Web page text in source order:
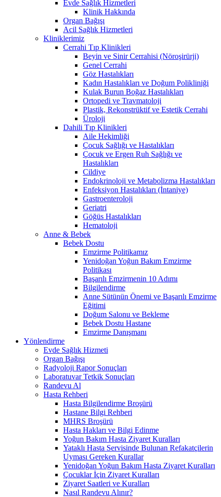
Evde Sağlık Hizmetleri
Klinik Hakkında
Organ Bağışı
Acil Sağlık Hizmetleri
Kliniklerimiz
Cerrahi Tıp Klinikleri
Beyin ve Sinir Cerrahisi (Nöroşirürji)
Genel Cerrahi
Göz Hastalıkları
Kadın Hastalıkları ve Doğum Polikliniği
Kulak Burun Boğaz Hastalıkları
Ortopedi ve Travmatoloji
Plastik, Rekonstrüktif ve Estetik Cerrahi
Üroloji
Dahili Tıp Klinikleri
Aile Hekimliği
Çocuk Sağlığı ve Hastalıkları
Çocuk ve Ergen Ruh Sağlığı ve
Hastalıkları
Cildiye
Endokrinoloji ve Metabolizma Hastalıkları
Enfeksiyon Hastalıkları (İntaniye)
Gastroenteroloji
Geriatri
Göğüs Hastalıkları
Hematoloji
Anne & Bebek
Bebek Dostu
Emzirme Politikamız
Yenidoğan Yoğun Bakım Emzirme
Politikası
Başarılı Emzirmenin 10 Adımı
Bilgilendirme
Anne Sütünün Önemi ve Başarılı Emzirme
Eğitimi
Doğum Salonu ve Bekleme
Bebek Dostu Hastane
Emzirme Danışmanı
Yönlendirme
Evde Sağlık Hizmeti
Organ Bağışı
Radyoloji Rapor Sonuçları
Laboratuvar Tetkik Sonuçları
Randevu Al
Hasta Rehberi
Hasta Bilgilendirme Broşürü
Hastane Bilgi Rehberi
MHRS Broşürü
Hasta Hakları ve Bilgi Edinme
Yoğun Bakım Hasta Ziyaret Kuralları
Yataklı Hasta Servisinde Bulunan Refakatçilerin
Uyması Gereken Kurallar
Yenidoğan Yoğun Bakım Hasta Ziyaret Kuralları
Çocuklar İçin Ziyaret Kuralları
Ziyaret Saatleri ve Kuralları
Nasıl Randevu Alınır?